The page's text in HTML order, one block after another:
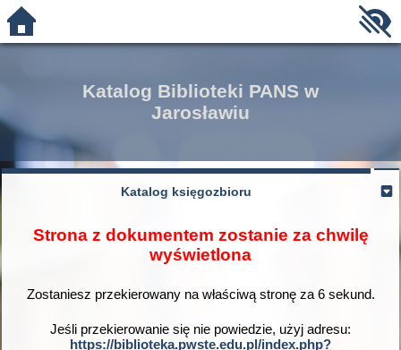
Katalog Biblioteki PANS w
Jarosławiu
Katalog księgozbioru
Strona z dokumentem zostanie za chwilę
wyświetlona
Zostaniesz przekierowany na właściwą stronę za 6sekund.
Jeśli przekierowanie się nie powiedzie, użyj adresu:
https://biblioteka.pwste.edu.pl/index.php?